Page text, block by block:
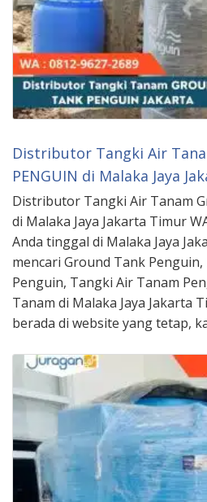
Distributor Tangki Air
PENGUIN di Malaka Jaya
Distributor Tangki Air Tanam
di Malaka Jaya Jakarta Timur
Anda tinggal di Malaka Jaya
mencari Ground Tank
Penguin, Tangki Air Tanam
Tanam di Malaka Jaya Jakarta
berada di website yang tetap,